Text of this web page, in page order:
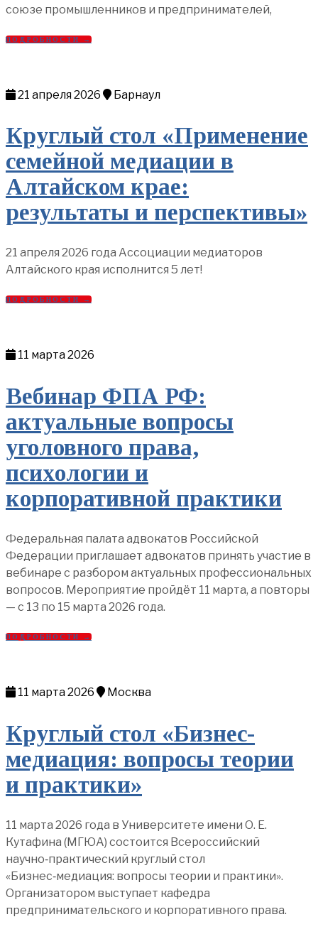
союзе промышленников и предпринимателей,
ПОДРОБНОСТИ →
21 апреля 2026 Барнаул
Круглый стол «Применение
семейной медиации в
Алтайском крае:
результаты и перспективы»
21 апреля 2026 года Ассоциации медиаторов
Алтайского края исполнится 5 лет!
ПОДРОБНОСТИ →
11 марта 2026
Вебинар ФПА РФ:
актуальные вопросы
уголовного права,
психологии и
корпоративной практики
Федеральная палата адвокатов Российской
Федерации приглашает адвокатов принять участие в
вебинаре с разбором актуальных профессиональных
вопросов. Мероприятие пройдёт 11 марта, а повторы
— с 13 по 15 марта 2026 года.
ПОДРОБНОСТИ →
11 марта 2026 Москва
Круглый стол «Бизнес-
медиация: вопросы теории
и практики»
11 марта 2026 года в Университете имени О. Е.
Кутафина (МГЮА) состоится Всероссийский
научно‑практический круглый стол
«Бизнес‑медиация: вопросы теории и практики».
Организатором выступает кафедра
предпринимательского и корпоративного права.